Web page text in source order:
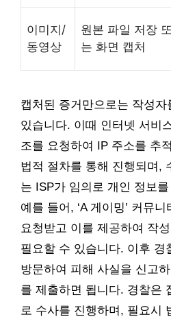
이미지/
동영상
원본 파일 저장 또
는 화면 캡처
캡처된 증거만으로는 작성
있습니다. 이때 인터넷 서비
조를 요청하여 IP 주소를 추
법적 절차를 통해 진행되며,
는 ISP가 임의로 개인 정보
예를 들어, ‘A 게이밍’ 커뮤
요청받고 이를 제공하여 작
필요할 수 있습니다. 이후 경
방문하여 피해 사실을 신고
를 제출하면 됩니다. 경찰은
로 수사를 진행하며, 필요시